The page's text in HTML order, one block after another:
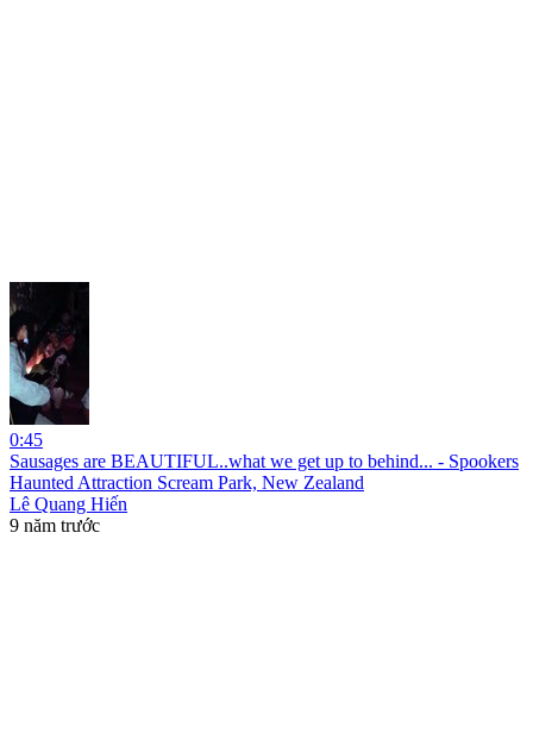
0:45
Sausages are BEAUTIFUL..what we get up to behind... - Spookers
Haunted Attraction Scream Park, New Zealand
Lê Quang Hiến
9 năm trước